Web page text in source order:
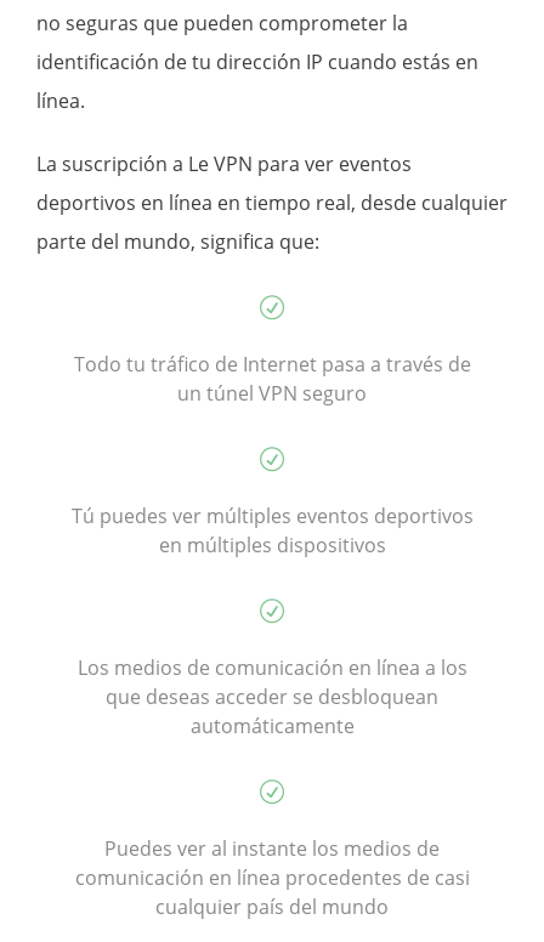
no seguras que pueden comprometer la
identificación de tu dirección IP cuando estás en
línea.
La suscripción a Le VPN para ver eventos
deportivos en línea en tiempo real, desde cualquier
parte del mundo, significa que:
Todo tu tráfico de Internet pasa a través de
un túnel VPN seguro
Tú puedes ver múltiples eventos deportivos
en múltiples dispositivos
Los medios de comunicación en línea a los
que deseas acceder se desbloquean
automáticamente
Puedes ver al instante los medios de
comunicación en línea procedentes de casi
cualquier país del mundo